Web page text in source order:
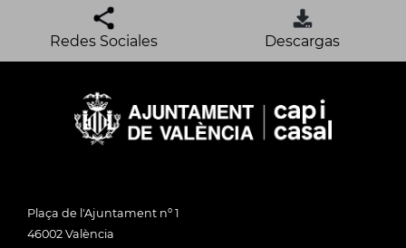
Redes Sociales Descargas
Plaça de l'Ajuntament nº 1
46002 València